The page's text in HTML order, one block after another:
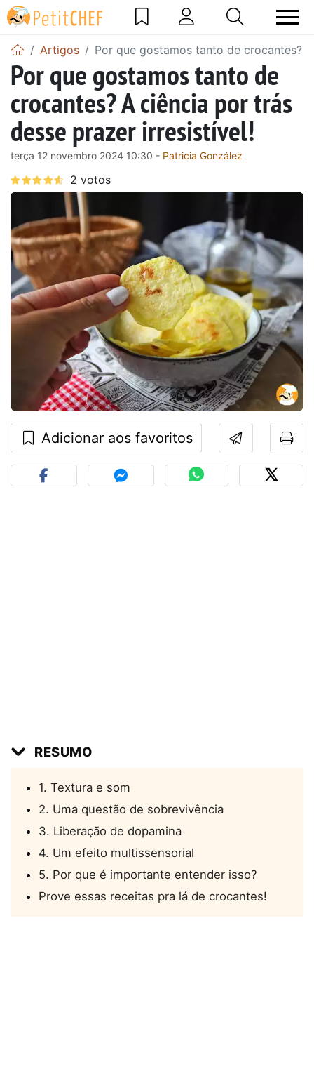
Artigos Por que gostamos tanto de crocantes?
Por que gostamos tanto de
crocantes? A ciência por trás
desse prazer irresistível!
terça 12 novembro 2024 10:30 - Patricia González
Adicionar aos favoritos
RESUMO
1. Textura e som
2. Uma questão de sobrevivência
3. Liberação de dopamina
4. Um efeito multissensorial
5. Por que é importante entender isso?
Prove essas receitas pra lá de crocantes!